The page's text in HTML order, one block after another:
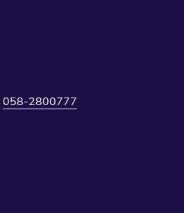
058-2800777